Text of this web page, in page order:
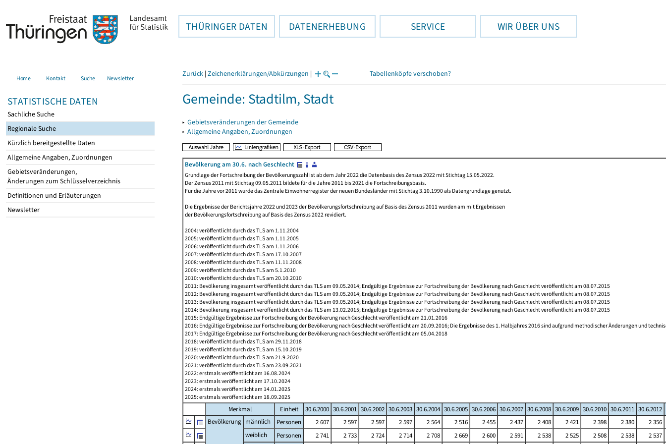
THÜRINGER DATEN DATENERHEBUNG SERVICE WIR ÜBER UNS
Home Kontakt Suche Newsletter
STATISTISCHE DATEN
Sachliche Suche
Regionale Suche
Kürzlich bereitgestellte Daten
Allgemeine Angaben, Zuordnungen
Gebietsveränderungen,
Änderungen zum Schlüsselverzeichnis
Definitionen und Erläuterungen
Newsletter
Zurück | Zeichenerklärungen/Abkürzungen | Tabellenköpfe verschoben?
Gemeinde: Stadtilm, Stadt
▸ Gebietsveränderungen der Gemeinde
▸ Allgemeine Angaben, Zuordnungen
Bevölkerung am 30.6. nach Geschlecht
Grundlage der Fortschreibung der Bevölkerungszahl ist ab dem Jahr 2022 die Datenbasis des Zensus 2022 mit Stichtag 15.05.2022.
Der Zensus 2011 mit Stichtag 09.05.2011 bildete für die Jahre 2011 bis 2021 die Fortschreibungsbasis.
Für die Jahre vor 2011 wurde das Zentrale Einwohnerregister der neuen Bundesländer mit Stichtag 3.10.1990 als Datengrundlage genutzt.
Die Ergebnisse der Berichtsjahre 2022 und 2023 der Bevölkerungsfortschreibung auf Basis des Zensus 2011 wurden am mit Ergebnissen
der Bevölkerungsfortschreibung auf Basis des Zensus 2022 revidiert.
2004: veröffentlicht durch das TLS am 1.11.2004
2005: veröffentlicht durch das TLS am 1.11.2005
2006: veröffentlicht durch das TLS am 1.11.2006
2007: veröffentlicht durch das TLS am 17.10.2007
2008: veröffentlicht durch das TLS am 11.11.2008
2009: veröffentlicht durch das TLS am 5.1.2010
2010: veröffentlicht durch das TLS am 20.10.2010
2011: Bevölkerung insgesamt veröffentlicht durch das TLS am 09.05.2014; Endgültige Ergebnisse zur Fortschreibung der Bevölkerung nach Geschlecht veröffentlicht am 08.07.2015
2012: Bevölkerung insgesamt veröffentlicht durch das TLS am 09.05.2014; Endgültige Ergebnisse zur Fortschreibung der Bevölkerung nach Geschlecht veröffentlicht am 08.07.2015
2013: Bevölkerung insgesamt veröffentlicht durch das TLS am 09.05.2014; Endgültige Ergebnisse zur Fortschreibung der Bevölkerung nach Geschlecht veröffentlicht am 08.07.2015
2014: Bevölkerung insgesamt veröffentlicht durch das TLS am 13.02.2015; Endgültige Ergebnisse zur Fortschreibung der Bevölkerung nach Geschlecht veröffentlicht am 08.07.2015
2015: Endgültige Ergebnisse zur Fortschreibung der Bevölkerung nach Geschlecht veröffentlicht am 21.01.2016
2016: Endgültige Ergebnisse zur Fortschreibung der Bevölkerung nach Geschlecht veröffentlicht am 20.09.2016; Die Ergebnisse des 1. Halbjahres 2016 sind aufgrund methodischer Änderungen und
2017: Endgültige Ergebnisse zur Fortschreibung der Bevölkerung nach Geschlecht veröffentlicht am 05.04.2018
2018: veröffentlicht durch das TLS am 29.11.2018
2019: veröffentlicht durch das TLS am 15.10.2019
2020: veröffentlicht durch das TLS am 21.9.2020
2021: veröffentlicht durch das TLS am 23.09.2021
2022: erstmals veröffentlicht am 16.08.2024
2023: erstmals veröffentlicht am 17.10.2024
2024: erstmals veröffentlicht am 14.01.2025
2025: erstmals veröffentlicht am 18.09.2025
Merkmal Einheit 30.6.2000 30.6.2001 30.6.2002 30.6.2003 30.6.2004 30.6.2005 30.6.2006 30.6.2007 30.6.2008 30.6.2009 30.6.2010 30.6.2011 30.6.2012
Bevölkerung männlich Personen 2 607 2 597 2 597 2 597 2 564 2 516 2 455 2 437 2 408 2 421 2 398 2 380
2 356
weiblich
Personen 2 741 2 733 2 724 2 714 2 708 2 669 2 600 2 591 2 538 2 525 2 508 2 538
2 537